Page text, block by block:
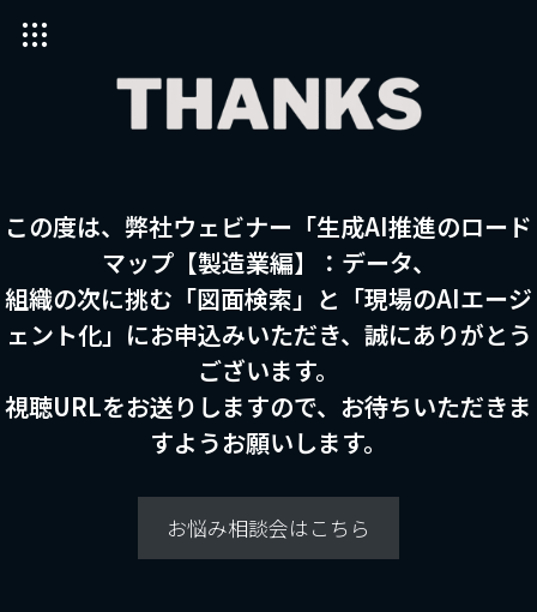
この度は、弊社ウェビナー「生成AI推進のロード
マップ【製造業編】：データ、
組織の次に挑む「図面検索」と「現場のAIエージ
ェント化」にお申込みいただき、誠にありがとう
ございます。
視聴URLをお送りしますので、お待ちいただきま
すようお願いします。
お悩み相談会はこちら